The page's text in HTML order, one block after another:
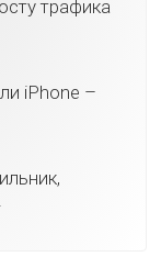
трафика
iPhone –